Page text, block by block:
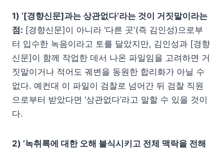
1) ‘[경향신문]과는 상관없다’라는 것이 거짓말이라는
점: [경향신문]이 아니라 ‘다른 곳'(즉 김인성)으로부
터 입수한 녹음이라고 토를 달았지만, 김인성과 [경향
신문]이 함께 작업한 데서 나온 파일임을 고려하면 거
짓말이거나 적어도 궤변을 동원한 합리화가 아닐 수
없다. 예컨대 이 파일이 검찰로 넘어간 뒤 검찰 직원
으로부터 받았다면 ‘상관없다’라고 말할 수 있을 것이
다.
2) ‘녹취록에 대한 오해 불식시키고 전체 맥락을 전해